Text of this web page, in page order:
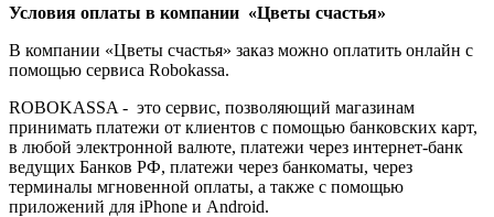
Условия оплаты в компании «Цветы счастья»
В компании «Цветы счастья» заказ можно оплатить онлайн с
помощью сервиса Robokassa.
ROBOKASSA - это сервис, позволяющий магазинам
принимать платежи от клиентов с помощью банковских карт,
в любой электронной валюте, платежи через интернет-банк
ведущих Банков РФ, платежи через банкоматы, через
терминалы мгновенной оплаты, а также с помощью
приложений для iPhone и Android.